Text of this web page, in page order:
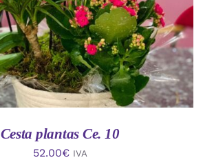
Cesta plantas Ce. 10
52.00€ IVA